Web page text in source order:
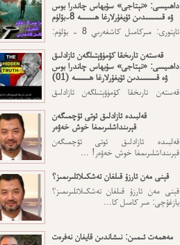
داھىيسى: «نېتاجى» سۇبھاس چاندرا بوس
ۋە قىسسىدىن ئۇيغۇرلارغا ھىسسە 8-بۆلۈم
ئاپتورى: مىركامىل كاشغەرىي 8 - بۆلۈم:
قەستەن تارىخقا كۆمۈۋېتىلگەن ئازادلىق
داھىيسى: «نېتاجى» سۇبھاس چاندرا بوس
ۋە قىسسىدىن ئۇيغۇرلارغا ھىسسە (01)
قەستەن تارىخقا كۆمۈۋېتىلگەن ئازادلىق
قەلبىدە ئازادلىق ئوتى ئۆچمىگەن
قېرىنداشلىرىمغا خوش خەۋەر
قەلبىدە ئازادلىق ئوتى ئۆچمىگەن
قېرىنداشلىرىمغا خوش خەۋەر! ...
قېنى مەن ئارزۇ قىلغان تەشكىلاتلىرىمىز؟
قېنى مەن ئارزۇ قىلغان تەشكىلاتلىرىمىز؟
يازغۇچى: مىر كامىل كا...
مەھمەت ئىمىن: نىشاندىن قايغان نەفرەت